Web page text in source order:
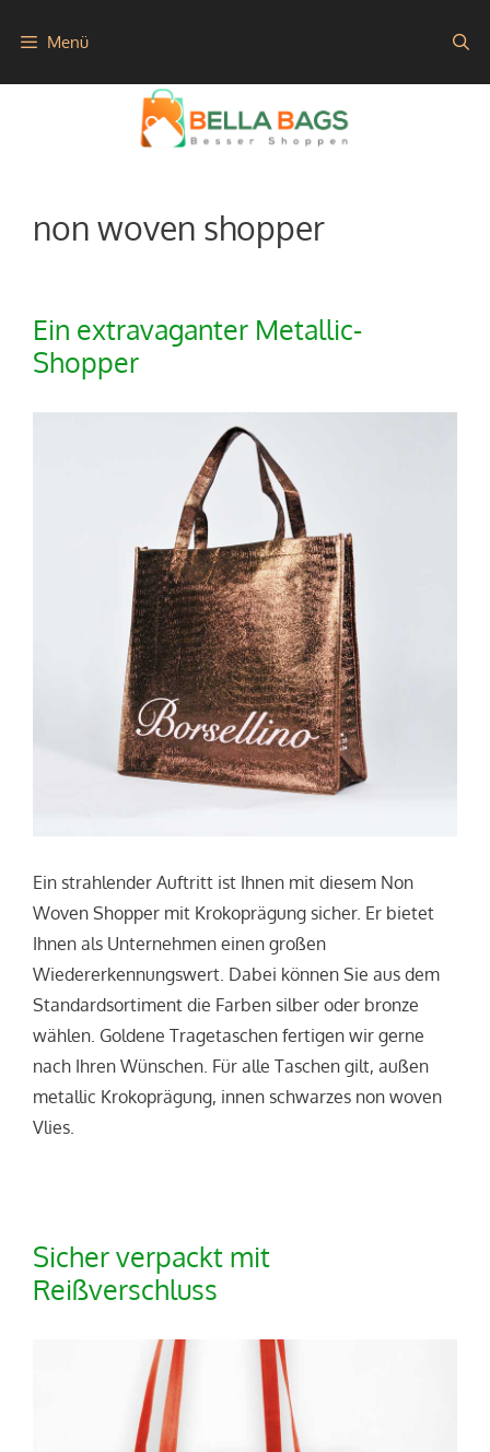
Inhalt Menü
non woven shopper
Ein extravaganter Metallic-
Shopper
Ein strahlender Auftritt ist Ihnen mit diesem Non
Woven Shopper mit Krokoprägung sicher. Er bietet
Ihnen als Unternehmen einen großen
Wiedererkennungswert. Dabei können Sie aus dem
Standardsortiment die Farben silber oder bronze
wählen. Goldene Tragetaschen fertigen wir gerne
nach Ihren Wünschen. Für alle Taschen gilt, außen
metallic Krokoprägung, innen schwarzes non woven
Vlies.
Sicher verpackt mit
Reißverschluss